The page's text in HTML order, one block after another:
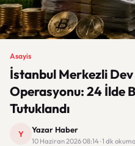
Asayis
İstanbul Merkezli Dev
Operasyonu: 24 İlde
Tutuklandı
Y Yazar Haber
10 Haziran 2026 08:14 · 1 dk okuma